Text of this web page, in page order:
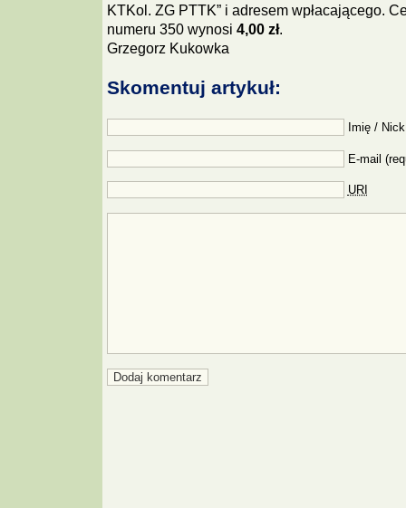
KTKol. ZG PTTK” i adresem wpłacającego.
numeru 350 wynosi 4,00 zł.
Grzegorz Kukowka
Skomentuj artykuł:
Imię /
E-mail
URI